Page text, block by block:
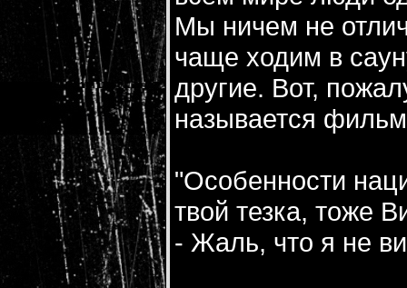
Мы ничем не
чаще ходим в
другие. Вот,
называется
"Особенности
твой тезка, тоже
- Жаль, что я не